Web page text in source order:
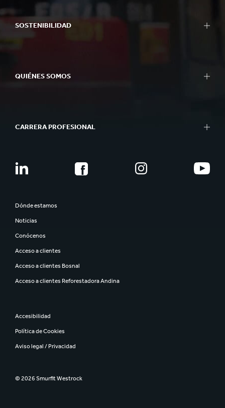
SOSTENIBILIDAD
QUIÉNES SOMOS
CARRERA PROFESIONAL
Dónde estamos
Noticias
Conócenos
Acceso a clientes
Acceso a clientes Bosnal
Acceso a clientes Reforestadora Andina
Accesibilidad
Política de Cookies
Aviso legal / Privacidad
© 2026 Smurfit Westrock